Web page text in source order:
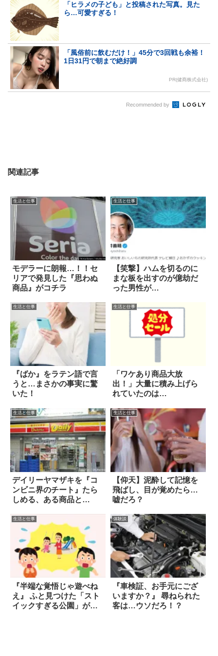
「ヒラメの子ども」と投稿された写真。見た
ら…可愛すぎる！
「風俗前に飲むだけ！」45分で3回戦も余裕！
1日31円で朝まで絶好調
PR(健商株式会社)
Recommended by
関連記事
生活と仕事
モデラーに朗報…！！セ
リアで発見した『思わぬ
商品』がコチラ
生活と仕事
【笑撃】ハムを切るのに
まな板を出すのが億劫だ
った男性が…
生活と仕事
『ばか』をラテン語で言
うと…まさかの事実に驚
いた！
生活と仕事
「ワケあり商品大放
出！」大量に積み上げら
れていたのは…
生活と仕事
デイリーヤマザキを『コ
ンビニ界のチート』たら
しめる、ある商品と
生活と仕事
【仰天】泥酔して記憶を
飛ばし、目が覚めたら…
嘘だろ？
生活と仕事
『半端な覚悟じゃ遊べね
え』 ふと見つけた「スト
イックすぎる公園」がコ
体験談
『車検証、お手元にござ
いますか？』 尋ねられた
客は…ウソだろ！？